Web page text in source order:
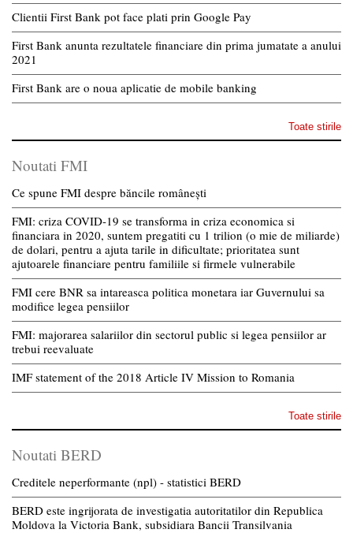
Clientii First Bank pot face plati prin Google Pay
First Bank anunta rezultatele financiare din prima jumatate a anului
2021
First Bank are o noua aplicatie de mobile banking
Toate stirile
Noutati FMI
Ce spune FMI despre băncile românești
FMI: criza COVID-19 se transforma in criza economica si
financiara in 2020, suntem pregatiti cu 1 trilion (o mie de miliarde)
de dolari, pentru a ajuta tarile in dificultate; prioritatea sunt
ajutoarele financiare pentru familiile si firmele vulnerabile
FMI cere BNR sa intareasca politica monetara iar Guvernului sa
modifice legea pensiilor
FMI: majorarea salariilor din sectorul public si legea pensiilor ar
trebui reevaluate
IMF statement of the 2018 Article IV Mission to Romania
Toate stirile
Noutati BERD
Creditele neperformante (npl) - statistici BERD
BERD este ingrijorata de investigatia autoritatilor din Republica
Moldova la Victoria Bank, subsidiara Bancii Transilvania